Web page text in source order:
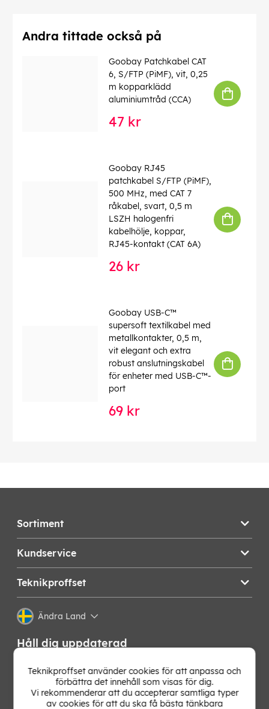
Andra tittade också på
Goobay Patchkabel CAT
6, S/FTP (PiMF), vit, 0,25
m kopparklädd
aluminiumtråd (CCA)
47 kr
Goobay RJ45
patchkabel S/FTP (PiMF),
500 MHz, med CAT 7
råkabel, svart, 0,5 m
LSZH halogenfri
kabelhölje, koppar,
RJ45-kontakt (CAT 6A)
26 kr
Goobay USB-C™
supersoft textilkabel med
metallkontakter, 0,5 m,
vit elegant och extra
robust anslutningskabel
för enheter med USB-C™-
port
69 kr
Sortiment
Kundservice
Teknikproffset
Ändra Land
Håll dig uppdaterad
Få de senaste nyheterna, hetaste erbjudandena och
bästa tipsen från oss direkt i din mejlkorg. Signa upp på
vårt nyhetsbrev!
Teknikproffset använder cookies för att anpassa och
förbättra det innehåll som visas för dig.
Vi rekommenderar att du accepterar samtliga typer
av cookies för att du ska få bästa tänkbara